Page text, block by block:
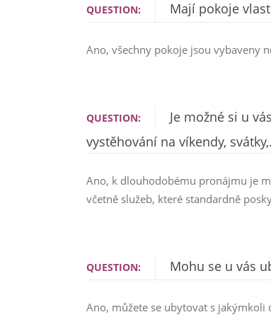
QUESTION: Mají pokoje
Ano, všechny pokoje jsou vybaveny
QUESTION:
Je možné si u
vystěhování na víkendy,
Ano, k dlouhodobému pronájmu je
včetně služeb, které standardně
QUESTION: Mohu se u vás
Ano, můžete se ubytovat s